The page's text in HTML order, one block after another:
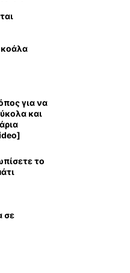
κοάλα
για να
και
το
σε